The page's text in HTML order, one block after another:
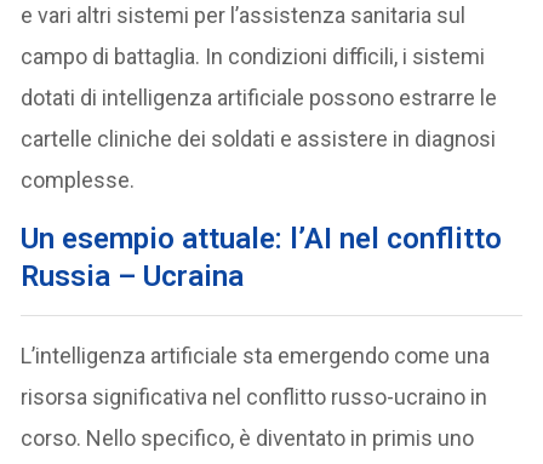
e vari altri sistemi per l’assistenza sanitaria sul
campo di battaglia. In condizioni difficili, i sistemi
dotati di intelligenza artificiale possono estrarre le
cartelle cliniche dei soldati e assistere in diagnosi
complesse.
Un esempio attuale: l’AI nel conflitto
Russia – Ucraina
L’intelligenza artificiale sta emergendo come una
risorsa significativa nel conflitto russo-ucraino in
corso. Nello specifico, è diventato in primis uno